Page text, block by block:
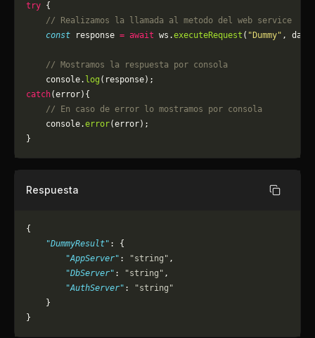
try {
    // Realizamos la llamada al metodo del web service
    const
response = await ws.executeRequest ( "Dummy" ,
    // Mostramos la respuesta por consola
    console.
log (response);
catch(error){
    // En caso de error lo mostramos por consola
	console.
error(error);
}
Respuesta Copiar
{
    "DummyResult"
: {
        "AppServer"
: "string" ,
        "DbServer"
: "string" ,
        "AuthServer"
:
"string"
    }
}